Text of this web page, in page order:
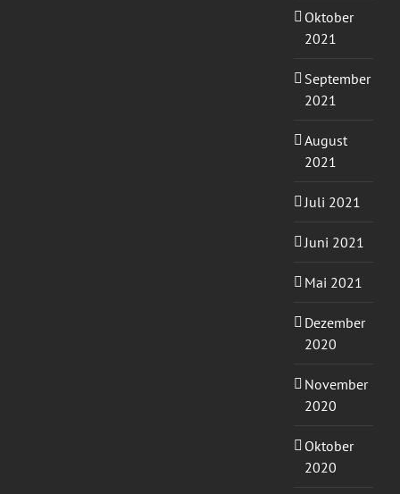
Oktober
2021
September
2021
August
2021
Juli 2021
Juni 2021
Mai 2021
Dezember
2020
November
2020
Oktober
2020